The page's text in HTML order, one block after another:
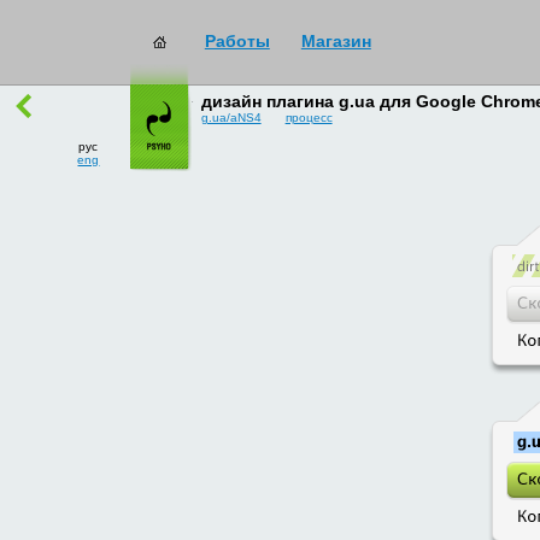
Работы Магазин
рус
eng
дизайн плагина g.ua для Google
g.ua/aNS4 процесс